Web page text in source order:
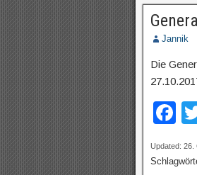
Jannik
Die
F
c
Updated: